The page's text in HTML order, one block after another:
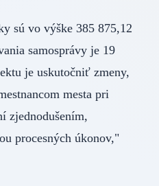
sú vo výške 385 875,12
samosprávy je 19
je uskutočniť zmeny,
mesta pri
zjednodušením,
procesných úkonov,"